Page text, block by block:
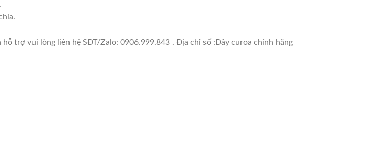
trợ vui lòng liên hệ SĐT/Zalo: 0906.999.843 . Địa chỉ số :Dây curoa chính hãng